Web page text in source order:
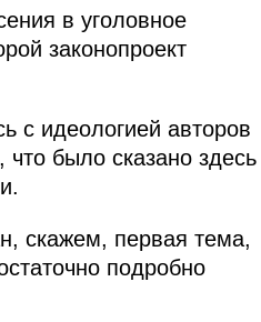
в уголовное
законопроект
с идеологией авторов
было сказано здесь
скажем, первая тема,
подробно